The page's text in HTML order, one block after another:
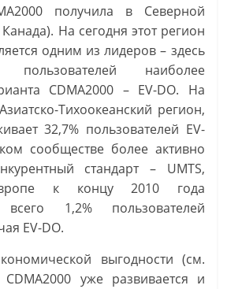
получила в Северной
На сегодня этот регион
одним из лидеров – здесь
наиболее
CDMA2000 – EV-DO. На
Тихоокеанский регион,
32,7% пользователей EV-
сообществе более активно
стандарт – UMTS,
к концу 2010 года
всего 1,2% пользователей
EV-DO.
выгодности (см.
уже развивается и